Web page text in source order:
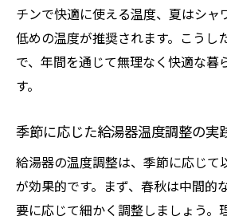
チンで快適に使える温度、夏はシャ
低めの温度が推奨されます。こうし
で、年間を通じて無理なく快適な暮
す。
季節に応じた給湯器温度調整の実
給湯器の温度調整は、季節に応じて
が効果的です。まず、春秋は中間的
要に応じて細かく調整しましょう。